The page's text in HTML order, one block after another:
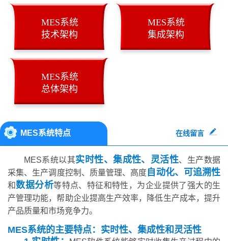
MES系统
技术架构
MES系统
集成架构
MES系统
总体架构
MES系统特点 在线留言
MES系统以其实时性、集成性、灵活性、生产数据
采集、生产调度控制、质量管理、高度 自动化、可追溯性
和数据分析等特点、特征和特性，为企业提供了强大的生
产管理功能，帮助企业提高生产效率，降低生产成本，提升
产品质量和市场竞争力。
MES系统的主要特点：实时性、集成性和灵活性